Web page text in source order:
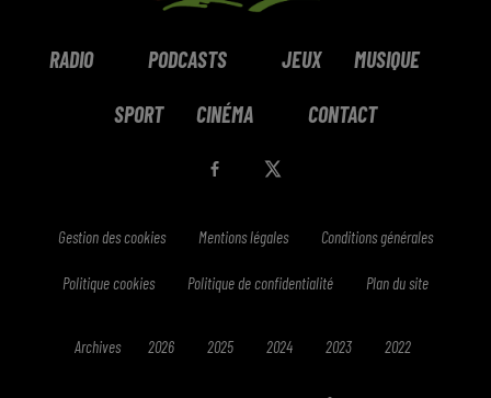
RADIO PODCASTS JEUX MUSIQUE
SPORT CINÉMA CONTACT
Gestion des cookies Mentions légales Conditions générales
Politique cookies Politique de confidentialité Plan du site
Archives 2026 2025 2024 2023 2022